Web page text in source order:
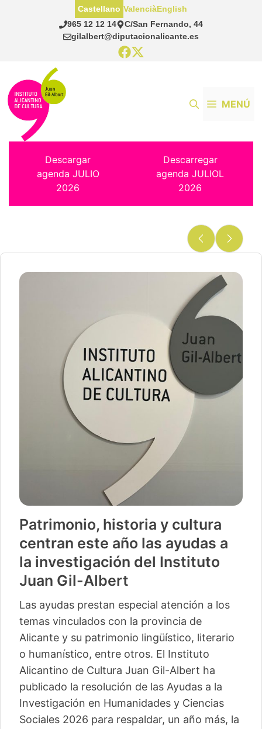
965 12 12 14
C/San Fernando, 44
gilalbert@diputacionalicante.es
Castellano ValenciàEnglish
MENÚ
Descargar
agenda JULIO
2026
Descarregar
agenda JULIOL
2026
Patrimonio, historia y cultura
centran este año las ayudas a
la investigación del Instituto
Juan Gil-Albert
Las ayudas prestan especial atención a los
temas vinculados con la provincia de
Alicante y su patrimonio lingüístico, literario
o humanístico, entre otros. El Instituto
Alicantino de Cultura Juan Gil-Albert ha
publicado la resolución de las Ayudas a la
Investigación en Humanidades y Ciencias
Sociales 2026 para respaldar, un año más, la